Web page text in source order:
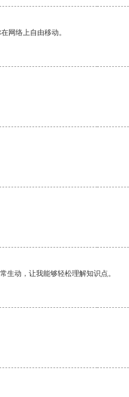
网络上自由移动。
生动，让我能够轻松理解知识点。